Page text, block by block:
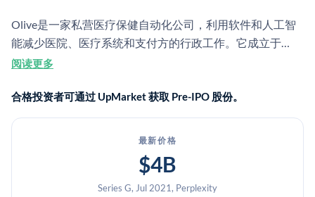
Olive是一家私营医疗保健自动化公司，利用软件和人工智
能减少医院、医疗系统和支付方的行政工作。它成立于
2012年，总部位于俄亥俄州哥伦布。
阅读更多
合格投资者可通过 UpMarket 获取 Pre-IPO 股份。
最新价格
$4B
Series G, Jul 2021, Perplexity